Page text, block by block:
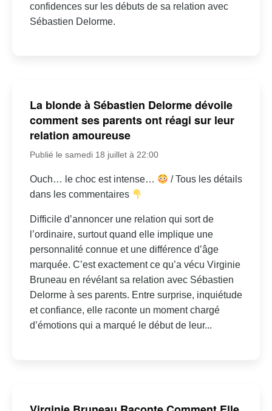
confidences sur les débuts de sa relation avec
Sébastien Delorme.
La blonde à Sébastien Delorme dévoile
comment ses parents ont réagi sur leur
relation amoureuse
Publié le samedi 18 juillet à 22:00
Ouch… le choc est intense…
/ Tous les détails
dans les commentaires
Difficile d’annoncer une relation qui sort de
l’ordinaire, surtout quand elle implique une
personnalité connue et une différence d’âge
marquée. C’est exactement ce qu’a vécu Virginie
Bruneau en révélant sa relation avec Sébastien
Delorme à ses parents. Entre surprise, inquiétude
et confiance, elle raconte un moment chargé
d’émotions qui a marqué le début de leur...